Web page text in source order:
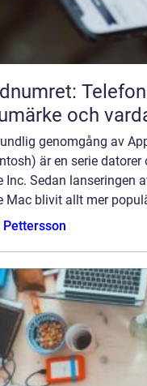
och
genomgång av
är en serie
Inc. Sedan lanseringen
Mac blivit allt mer